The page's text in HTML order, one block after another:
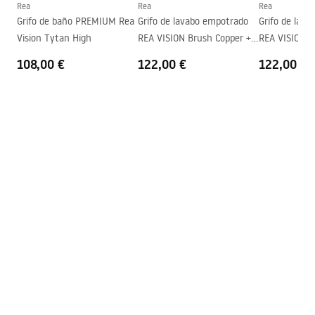
GarantíaSafety_Information_Faucets.pdf
Rea
Grifo de baño PREMIUM Rea
Vision Tytan High
108,00 €
Rea
Grifo de lavabo empotrado
REA VISION Brush Copper +
122,00 €
Rea
Grifo de
REA VISION
122,00 €